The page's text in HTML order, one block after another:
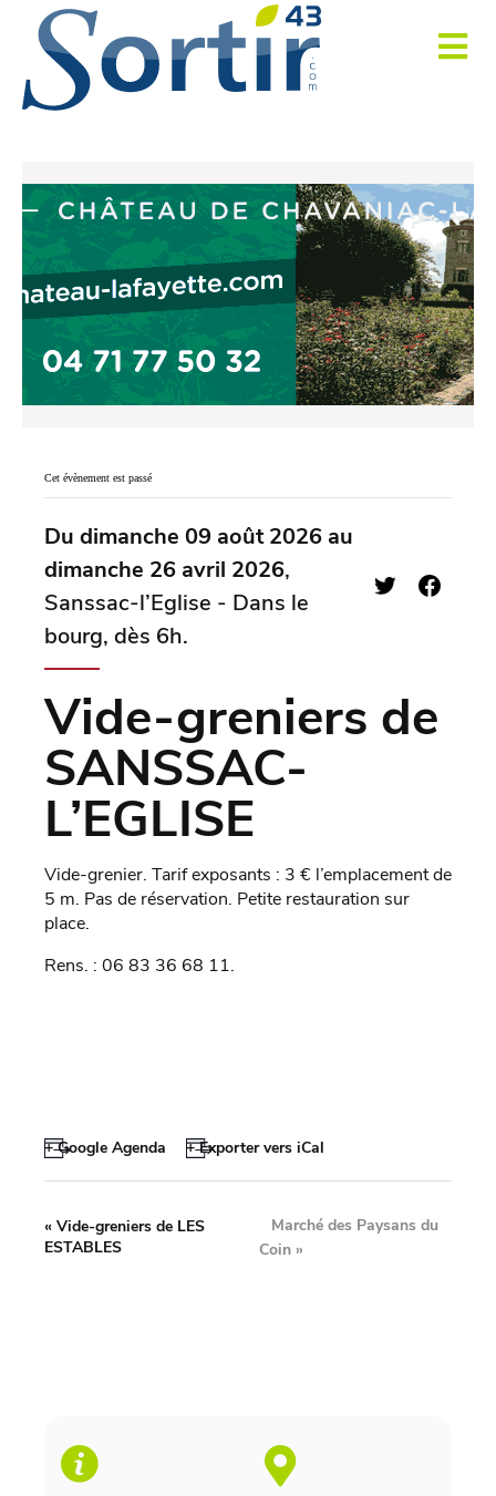
Cet évènement est passé
Du dimanche 09 août 2026 au
dimanche 26 avril 2026,
Sanssac-l’Eglise - Dans le
bourg, dès 6h.
Vide-greniers de
SANSSAC-
L’EGLISE
Vide-grenier. Tarif exposants : 3 € l’emplacement de
5 m. Pas de réservation. Petite restauration sur
place.
Rens. : 06 83 36 68 11.
+ Google Agenda + Exporter vers iCal
« Vide-greniers de LES
ESTABLES
Marché des Paysans du
Coin»